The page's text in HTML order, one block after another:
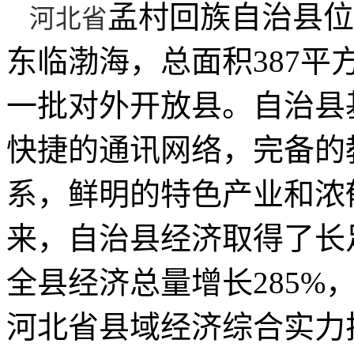
河北省孟村回族自治县
东临渤海，总面积387平
一批对外开放县。自治
快捷的通讯网络，完备
系，鲜明的特色产业和
来，自治县经济取得了
全县经济总量增长285%
河北省县域经济综合实